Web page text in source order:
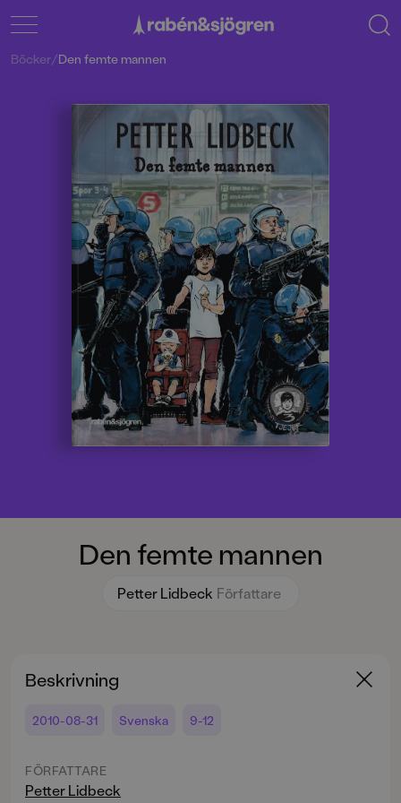
Den femte mannen
Petter Lidbeck Författare
Böcker/Den femte mannen
Beskrivning
2010-08-31 Svenska 9-12
FÖRFATTARE
Petter Lidbeck